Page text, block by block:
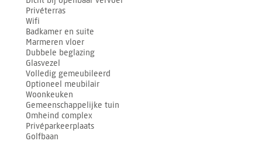
Privéterras
Wifi
Badkamer en suite
Marmeren vloer
Dubbele beglazing
Glasvezel
Volledig gemeubileerd
Optioneel meubilair
Woonkeuken
Gemeenschappelijke tuin
Omheind complex
Privéparkeerplaats
Golfbaan